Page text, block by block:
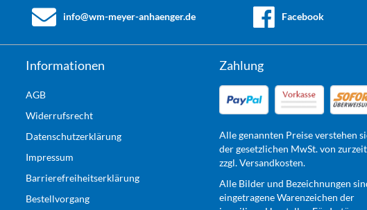
info@wm-meyer-anhaenger.de Facebook
Informationen
AGB
Widerrufsrecht
Datenschutzerklärung
Impressum
Barrierefreiheitserklärung
Bestellvorgang
Zahlung
Alle genannten Preise verstehen
der gesetzlichen MwSt. von
zzgl. Versandkosten.
Alle Bilder und Bezeichnungen
eingetragene Warenzeichen der